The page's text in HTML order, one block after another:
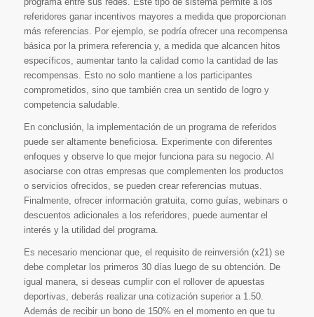
referidores ganar incentivos mayores a medida que proporcionan
más referencias. Por ejemplo, se podría ofrecer una recompensa
básica por la primera referencia y, a medida que alcancen hitos
específicos, aumentar tanto la calidad como la cantidad de las
recompensas. Esto no solo mantiene a los participantes
comprometidos, sino que también crea un sentido de logro y
competencia saludable.
En conclusión, la implementación de un programa de referidos
puede ser altamente beneficiosa. Experimente con diferentes
enfoques y observe lo que mejor funciona para su negocio. Al
asociarse con otras empresas que complementen los productos
o servicios ofrecidos, se pueden crear referencias mutuas.
Finalmente, ofrecer información gratuita, como guías, webinars o
descuentos adicionales a los referidores, puede aumentar el
interés y la utilidad del programa.
Es necesario mencionar que, el requisito de reinversión (x21) se
debe completar los primeros 30 días luego de su obtención. De
igual manera, si deseas cumplir con el rollover de apuestas
deportivas, deberás realizar una cotización superior a 1.50.
Además de recibir un bono de 150% en el momento en que tu